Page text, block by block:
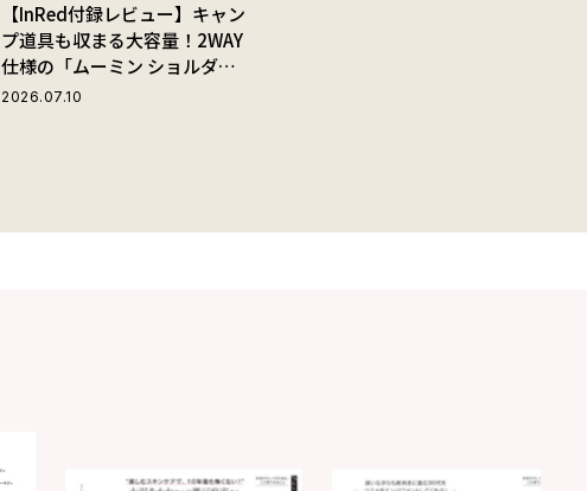
【InRed付録レビュー】キャン
プ道具も収まる大容量！2WAY
仕様の「ムーミン ショルダー
ストラップ付きボストンバッ
2026.07.10